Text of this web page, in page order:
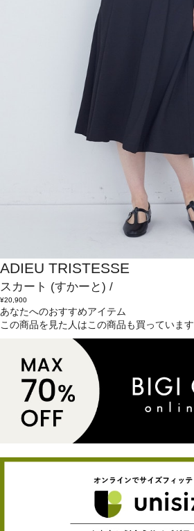
ADIEU TRISTESSE
スカート (すかーと) /
¥20,900
あなたへのおすすめアイテム
この商品を見た人はこの商品も買っています